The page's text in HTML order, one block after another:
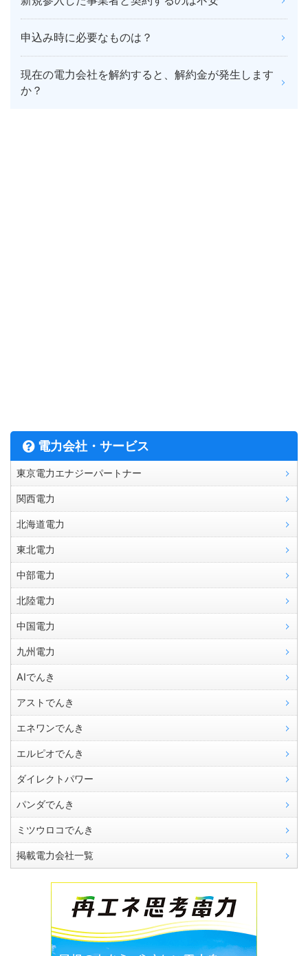
申込み時に必要なものは？
現在の電力会社を解約すると、解約金が発生します
か？
電力会社・サービス
東京電力エナジーパートナー
関西電力
北海道電力
東北電力
中部電力
北陸電力
中国電力
九州電力
AIでんき
アストでんき
エネワンでんき
エルピオでんき
ダイレクトパワー
パンダでんき
ミツウロコでんき
掲載電力会社一覧